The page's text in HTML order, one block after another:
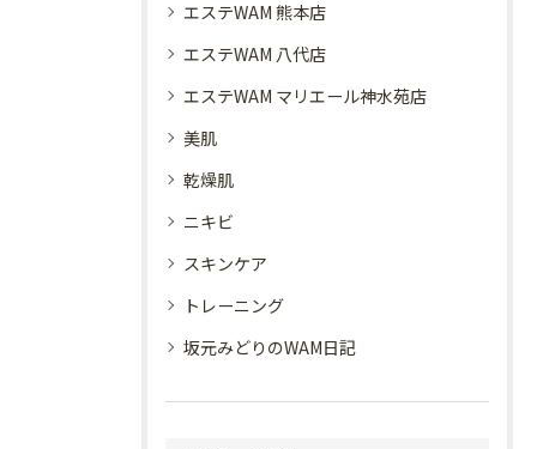
エステWAM 熊本店
エステWAM 八代店
エステWAM マリエール神水苑店
美肌
乾燥肌
ニキビ
スキンケア
トレーニング
坂元みどりのWAM日記